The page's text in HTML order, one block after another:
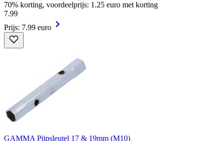
70% korting, voordeelprijs: 1.25 euro met korting
7.99
Prijs: 7.99 euro
GAMMA Pijpsleutel 17 & 19mm (M10)